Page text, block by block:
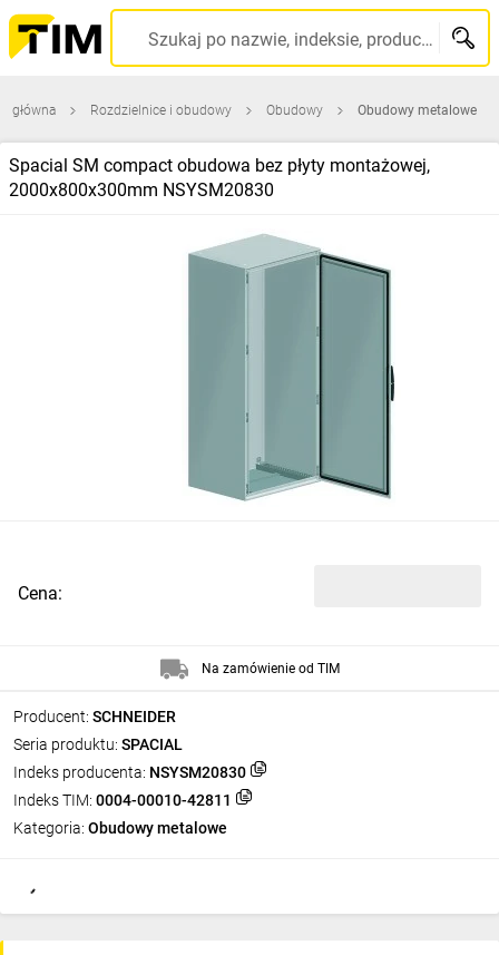
Szukaj po nazwie, indeksie, producencie, kodzie kreskowym...
główna Rozdzielnice i obudowy Obudowy Obudowy metalowe
Spacial SM compact obudowa bez płyty montażowej,
2000x800x300mm NSYSM20830
Producent: SCHNEIDER
Seria produktu: SPACIAL
Indeks producenta: NSYSM20830
Indeks TIM: 0004-00010-42811
Kategoria: Obudowy metalowe
Cena:
Na zamówienie od TIM